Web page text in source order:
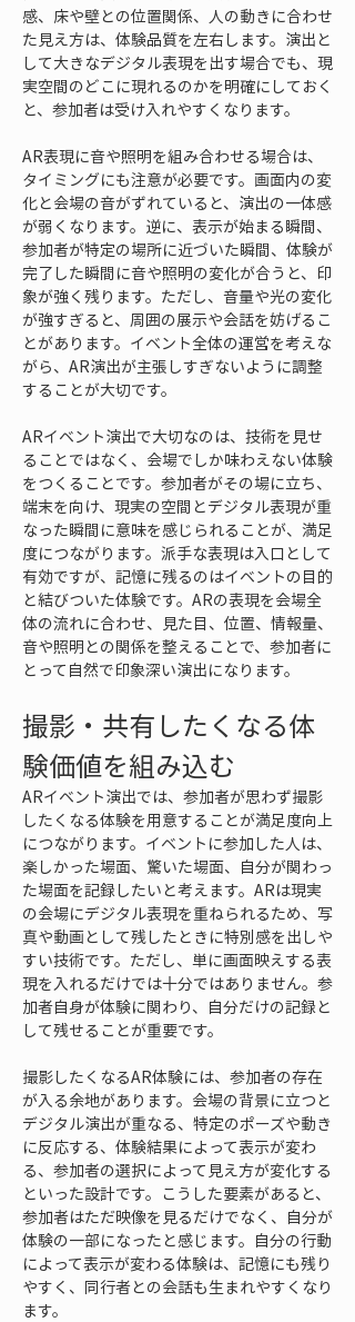
感、床や壁との位置関係、人の動きに合わせ
た見え方は、体験品質を左右します。演出と
して大きなデジタル表現を出す場合でも、現
実空間のどこに現れるのかを明確にしておく
と、参加者は受け入れやすくなります。
AR表現に音や照明を組み合わせる場合は、
タイミングにも注意が必要です。画面内の変
化と会場の音がずれていると、演出の一体感
が弱くなります。逆に、表示が始まる瞬間、
参加者が特定の場所に近づいた瞬間、体験が
完了した瞬間に音や照明の変化が合うと、印
象が強く残ります。ただし、音量や光の変化
が強すぎると、周囲の展示や会話を妨げるこ
とがあります。イベント全体の運営を考えな
がら、AR演出が主張しすぎないように調整
することが大切です。
ARイベント演出で大切なのは、技術を見せ
ることではなく、会場でしか味わえない体験
をつくることです。参加者がその場に立ち、
端末を向け、現実の空間とデジタル表現が重
なった瞬間に意味を感じられることが、満足
度につながります。派手な表現は入口として
有効ですが、記憶に残るのはイベントの目的
と結びついた体験です。ARの表現を会場全
体の流れに合わせ、見た目、位置、情報量、
音や照明との関係を整えることで、参加者に
とって自然で印象深い演出になります。
撮影・共有したくなる体
験価値を組み込む
ARイベント演出では、参加者が思わず撮影
したくなる体験を用意することが満足度向上
につながります。イベントに参加した人は、
楽しかった場面、驚いた場面、自分が関わっ
た場面を記録したいと考えます。ARは現実
の会場にデジタル表現を重ねられるため、写
真や動画として残したときに特別感を出しや
すい技術です。ただし、単に画面映えする表
現を入れるだけでは十分ではありません。参
加者自身が体験に関わり、自分だけの記録と
して残せることが重要です。
撮影したくなるAR体験には、参加者の存在
が入る余地があります。会場の背景に立つと
デジタル演出が重なる、特定のポーズや動き
に反応する、体験結果によって表示が変わ
る、参加者の選択によって見え方が変化する
といった設計です。こうした要素があると、
参加者はただ映像を見るだけでなく、自分が
体験の一部になったと感じます。自分の行動
によって表示が変わる体験は、記憶にも残り
やすく、同行者との会話も生まれやすくなり
ます。